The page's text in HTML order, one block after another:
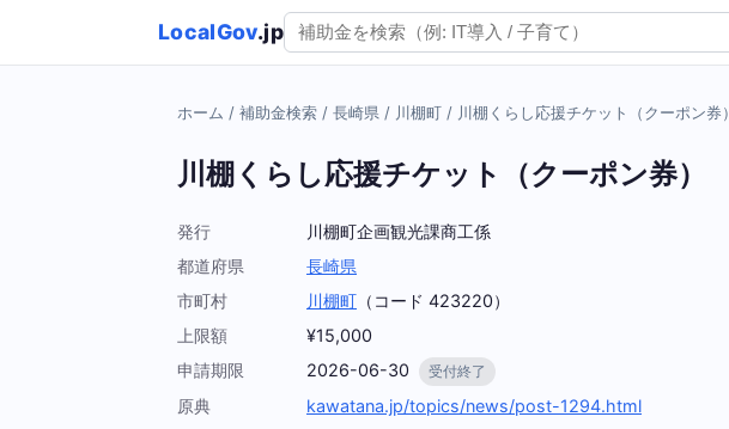
LocalGov.jp
ホーム / 補助金検索 / 長崎県 / 川棚町 / 川棚くらし応援チケット（クーポン券）
川棚くらし応援チケット（クーポン券）
発行
川棚町企画観光課商工係
都道府県
長崎県
市町村
川棚町 （コード 423220）
上限額
¥15,000
申請期限
2026-06-30 受付終了
原典
kawatana.jp/topics/news/post-1294.html